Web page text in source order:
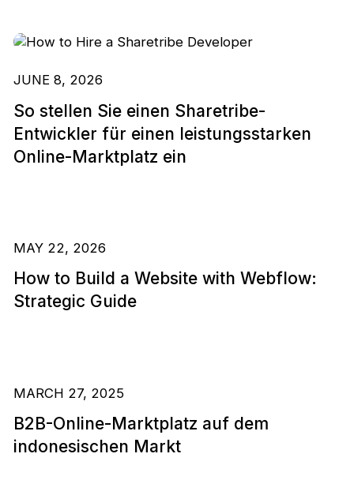
JUNE 8, 2026
So stellen Sie einen Sharetribe-
Entwickler für einen leistungsstarken
Online-Marktplatz ein
MAY 22, 2026
How to Build a Website with Webflow:
Strategic Guide
MARCH 27, 2025
B2B-Online-Marktplatz auf dem
indonesischen Markt